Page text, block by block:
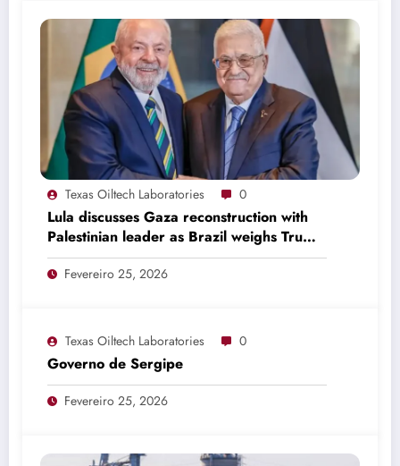
Texas Oiltech Laboratories 0
Lula discusses Gaza reconstruction with
Palestinian leader as Brazil weighs Trump
invitation
Fevereiro 25, 2026
Texas Oiltech Laboratories 0
Governo de Sergipe
Fevereiro 25, 2026